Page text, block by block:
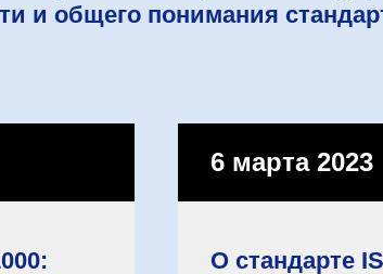
и общего понимания
6 марта 2023
О стандарте